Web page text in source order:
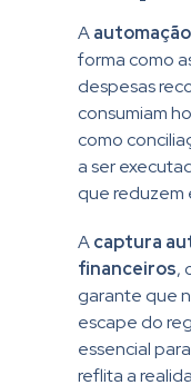
A
forma como
despesas
consumiam
como
a ser
que reduzem
Acaptura
financeiros,
garante que
escape do
essencial
reflita a